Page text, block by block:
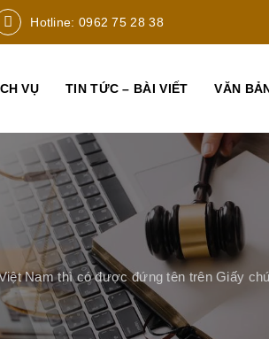
Hotline: 0962 75 28 38
VỤ TIN TỨC – BÀI VIẾT VĂN
Nam thì có được đứng tên trên Giấy